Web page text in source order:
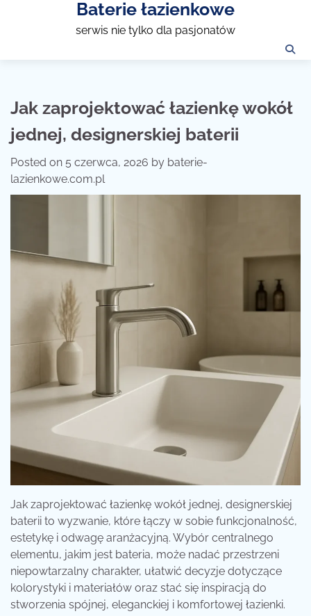
Baterie łazienkowe
serwis nie tylko dla pasjonatów
Jak zaprojektować łazienkę wokół
jednej, designerskiej baterii
Posted on 5 czerwca, 2026 by baterie-
lazienkowe.com.pl
Jak zaprojektować łazienkę wokół jednej, designerskiej
baterii to wyzwanie, które łączy w sobie funkcjonalność,
estetykę i odwagę aranżacyjną. Wybór centralnego
elementu, jakim jest bateria, może nadać przestrzeni
niepowtarzalny charakter, ułatwić decyzje dotyczące
kolorystyki i materiałów oraz stać się inspiracją do
stworzenia spójnej, eleganckiej i komfortowej łazienki.